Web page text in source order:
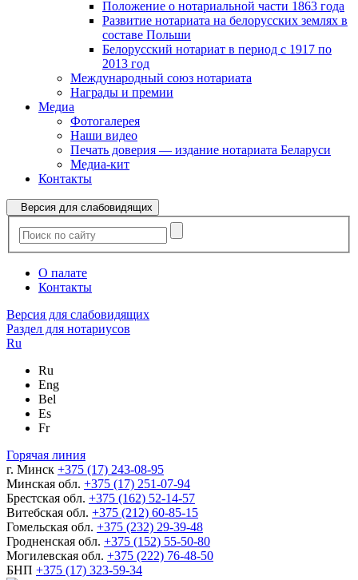
Положение о нотариальной части 1863 года
Развитие нотариата на белорусских землях в
составе Польши
Белорусский нотариат в период с 1917 по
2013 год
Международный союз нотариата
Награды и премии
Медиа
Фотогалерея
Наши видео
Печать доверия — издание нотариата Беларуси
Медиа-кит
Контакты
Версия для слабовидящих
О палате
Контакты
Версия для слабовидящих
Раздел для нотариусов
Ru
Ru
Eng
Bel
Es
Fr
Горячая линия
г. Минск +375 (17) 243-08-95
Минская обл. +375 (17) 251-07-94
Брестская обл. +375 (162) 52-14-57
Витебская обл. +375 (212) 60-85-15
Гомельская обл. +375 (232) 29-39-48
Гродненская обл. +375 (152) 55-50-80
Могилевская обл. +375 (222) 76-48-50
БНП +375 (17) 323-59-34